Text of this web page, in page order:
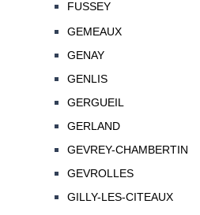
FUSSEY
GEMEAUX
GENAY
GENLIS
GERGUEIL
GERLAND
GEVREY-CHAMBERTIN
GEVROLLES
GILLY-LES-CITEAUX